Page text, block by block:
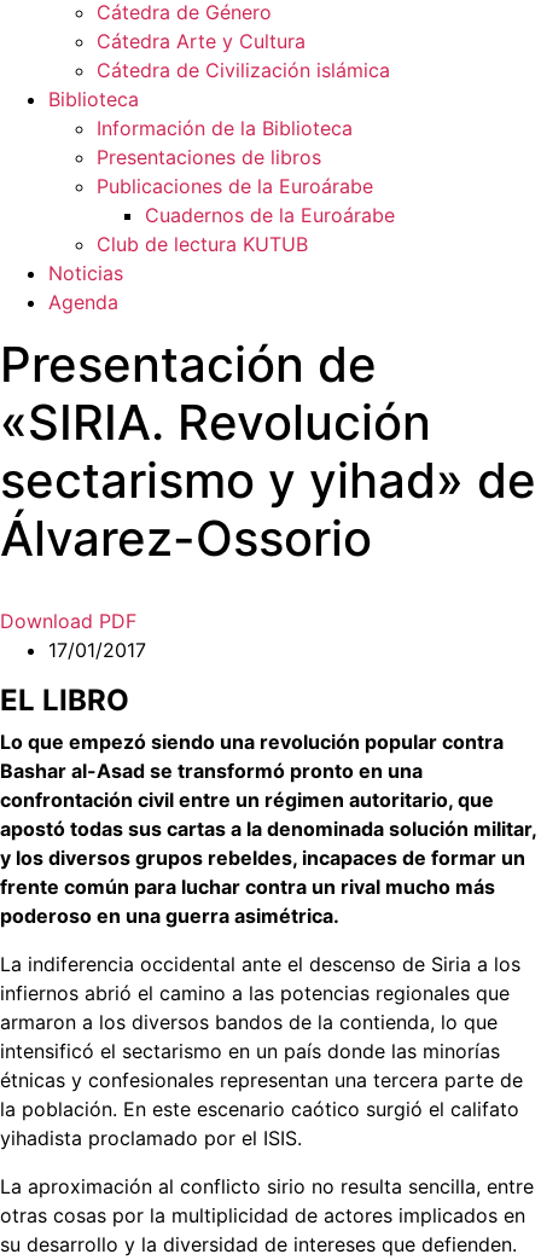
Cátedra de Género
Cátedra Arte y Cultura
Cátedra de Civilización islámica
Biblioteca
Información de la Biblioteca
Presentaciones de libros
Publicaciones de la Euroárabe
Cuadernos de la Euroárabe
Club de lectura KUTUB
Noticias
Agenda
Presentación de
«SIRIA. Revolución
sectarismo y yihad» de
Álvarez-Ossorio
Download PDF
17/01/2017
EL LIBRO
Lo que empezó siendo una revolución popular contra
Bashar al-Asad se transformó pronto en una
confrontación civil entre un régimen autoritario, que
apostó todas sus cartas a la denominada solución militar,
y los diversos grupos rebeldes, incapaces de formar un
frente común para luchar contra un rival mucho más
poderoso en una guerra asimétrica.
La indiferencia occidental ante el descenso de Siria a los
infiernos abrió el camino a las potencias regionales que
armaron a los diversos bandos de la contienda, lo que
intensificó el sectarismo en un país donde las minorías
étnicas y confesionales representan una tercera parte de
la población. En este escenario caótico surgió el califato
yihadista proclamado por el ISIS.
La aproximación al conflicto sirio no resulta sencilla, entre
otras cosas por la multiplicidad de actores implicados en
su desarrollo y la diversidad de intereses que defienden.